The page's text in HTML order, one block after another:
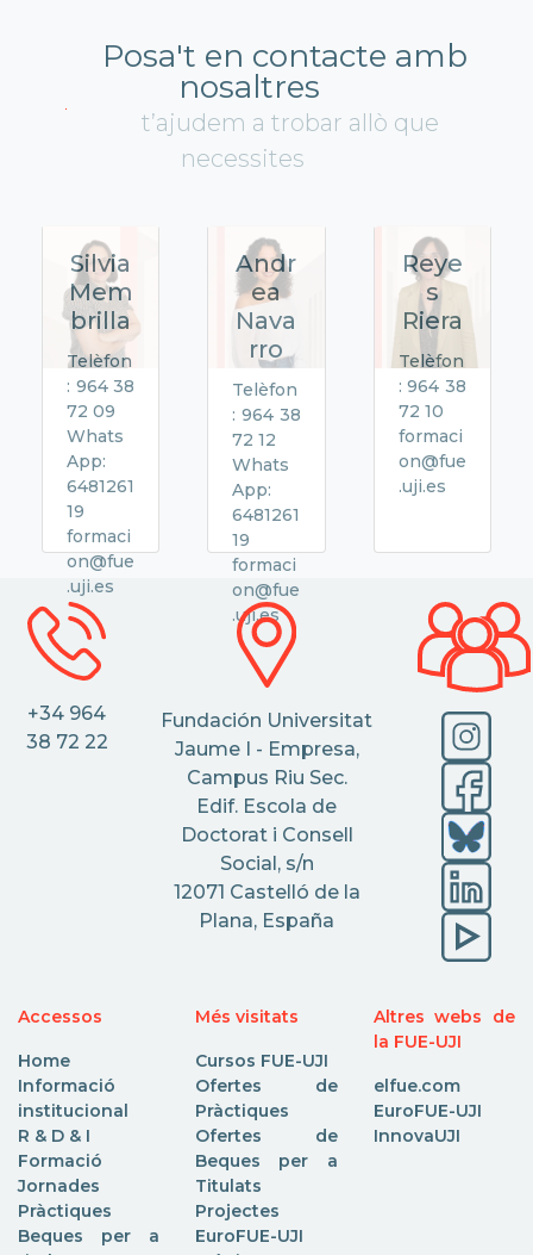
Posa't en contacte amb
nosaltres
t’ajudem a trobar allò que
necessites
Silvia
Mem
brilla
Telèfon
: 964 38
72 09
Whats
App:
6481261
19
formaci
on@fue
.uji.es
Andr
ea
Nava
rro
Telèfon
: 964 38
72 12
Whats
App:
6481261
19
formaci
on@fue
.uji.es
Reye
s
Riera
Telèfon
: 964 38
72 10
formaci
on@fue
.uji.es
+34 964
38 72 22
Fundación Universitat
Jaume I - Empresa,
Campus Riu Sec.
Edif. Escola de
Doctorat i Consell
Social, s/n
12071 Castelló de la
Plana, España
Accessos
Home
Informació
institucional
R & D & I
Formació
Jornades
Pràctiques
Beques per a
Més visitats
Cursos FUE-UJI
Ofertes de
Pràctiques
Ofertes de
Beques per a
Titulats
Projectes
EuroFUE-UJI
Altres webs de
la FUE-UJI
elfue.com
EuroFUE-UJI
InnovaUJI